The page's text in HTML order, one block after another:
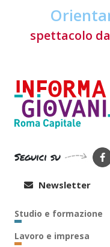
spettacolo
Seguici su
Newsletter
Studio e formazione
Lavoro e impresa